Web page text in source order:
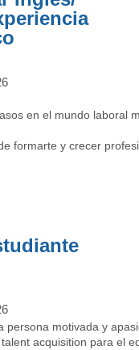
en el mundo laboral
formarte y crecer
persona motivada y
acquisition para el